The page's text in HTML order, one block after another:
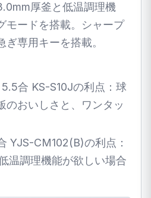
厚釜と低温調理機
モードを搭載。シャープ
専用キーを搭載。
合 KS-S10Jの利点：球
のおいしさと、ワンタッ
YJS-CM102(B)の利点：
温調理機能が欲しい場合